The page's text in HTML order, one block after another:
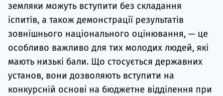
земляки можуть вступити без складання
іспитів, а також демонстрації результатів
зовнішнього національного оцінювання, — це
особливо важливо для тих молодих людей, які
мають низькі бали. Що стосується державних
установ, вони дозволяють вступити на
конкурсній основі на бюджетне відділення при